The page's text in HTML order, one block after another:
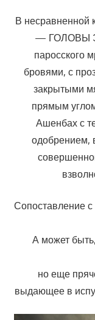
В несравненной
— ГОЛОВЫ
паросского
бровями, с
закрытыми
прямым
Ашенбах с
одобрением,
Сопоставление
А может
но еще
выдающее в